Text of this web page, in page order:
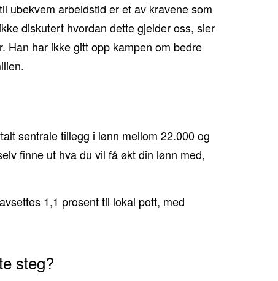
ubekvem arbeidstid er et av kravene som
diskutert hvordan dette gjelder oss, sier
Han har ikke gitt opp kampen om bedre
sentrale tillegg i lønn mellom 22.000 og
finne ut hva du vil få økt din lønn med,
1,1 prosent til lokal pott, med
steg?